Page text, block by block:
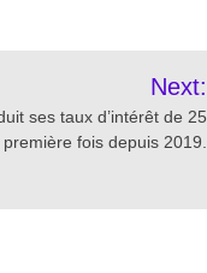
Next:
ses taux d’intérêt de 25
fois depuis 2019.